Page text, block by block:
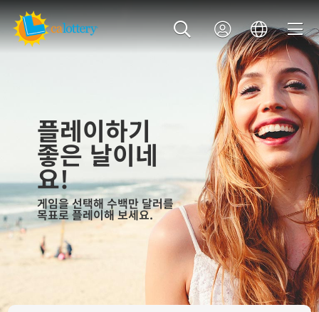
플레이하기
좋은 날이네
요!
게임을 선택해 수백만 달러를
목표로 플레이해 보세요.